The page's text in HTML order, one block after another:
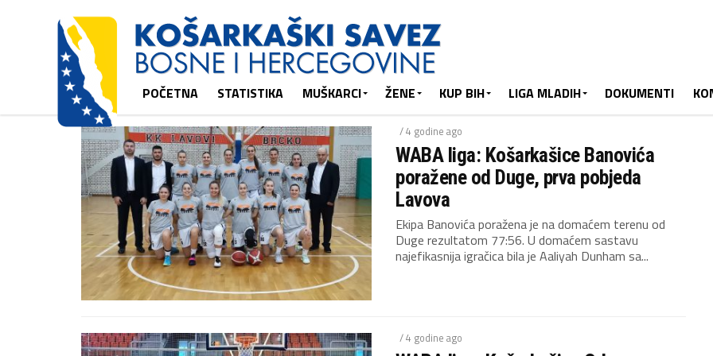
POČETNA STATISTIKA MUŠKARCI ŽENE KUP BIH LIGA MLADIH DOKUMENTI
/ 4 godine ago
WABA liga: Košarkašice Banovića
poražene od Duge, prva pobjeda
Lavova
Ekipa Banovića poražena je na domaćem terenu od
Duge rezultatom 77:56. U domaćem sastavu
najefikasnija igračica bila je Aaliyah Dunham sa...
/ 4 godine ago